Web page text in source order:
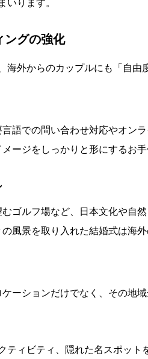
いります。
ングの強化
海外からのカップルにも「自由
語での問い合わせ対応やオン
ージをしっかりと形にするお手
ゴルフ場など、日本文化や自
風景を取り入れた結婚式は海
ーションだけでなく、その地
ティビティ、隠れた名スポッ